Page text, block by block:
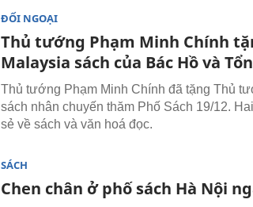
ĐỐI NGOẠI
Thủ tướng Phạm Minh Chính
Malaysia sách của Bác Hồ và
Thủ tướng Phạm Minh Chính đã tặng Thủ
sách nhân chuyến thăm Phố Sách 19/12.
sẻ về sách và văn hoá đọc.
SÁCH
Chen chân ở phố sách Hà Nội